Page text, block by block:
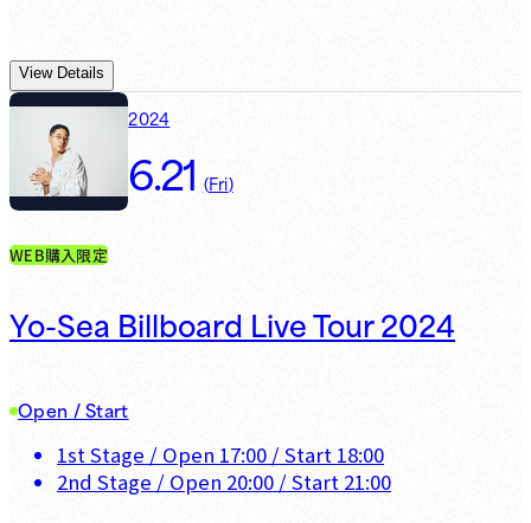
View Details
2024
6.21 (Fri)
WEB購入限定
Yo-Sea Billboard Live Tour 2024
Open / Start
1st Stage / Open 17:00 / Start 18:00
2nd Stage / Open 20:00 / Start 21:00